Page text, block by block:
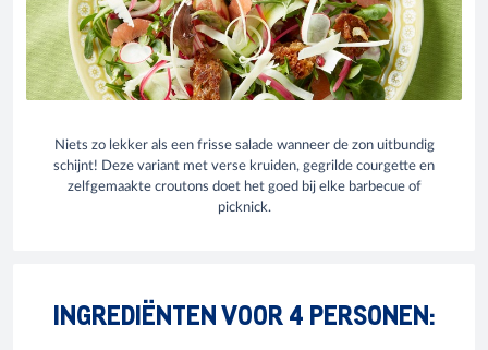
Niets zo lekker als een frisse salade wanneer de zon uitbundig
schijnt! Deze variant met verse kruiden, gegrilde courgette en
zelfgemaakte croutons doet het goed bij elke barbecue of
picknick.
INGREDIËNTEN VOOR 4 PERSONEN: